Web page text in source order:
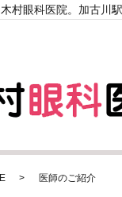
村眼科医院。加古川駅
医師のご紹介